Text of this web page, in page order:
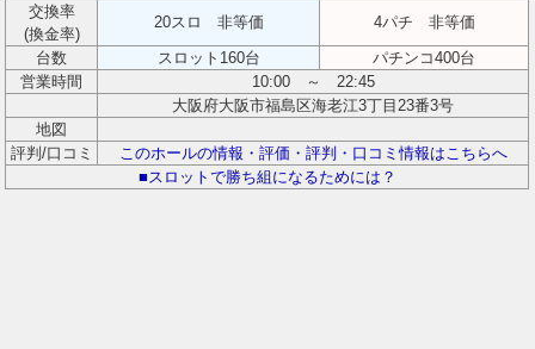
交換率
(換金率)
20スロ 非等価
4パチ 非等価
台数
スロット160台
パチンコ400台
営業時間
10:00 ～ 22:45
大阪府大阪市福島区海老江3丁目23番3号
地図
評判/口コミ
このホールの情報・評価・評判・口コミ情報はこちらへ
■スロットで勝ち組になるためには？